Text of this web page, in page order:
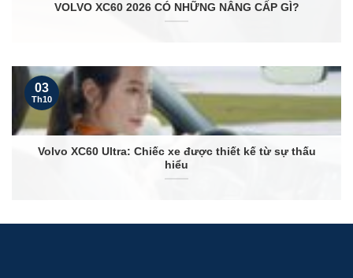
VOLVO XC60 2026 CÓ NHỮNG NÂNG CẤP GÌ?
Volvo XC60 Ultra: Chiếc xe được thiết kế từ sự thấu
hiểu
03
Th10